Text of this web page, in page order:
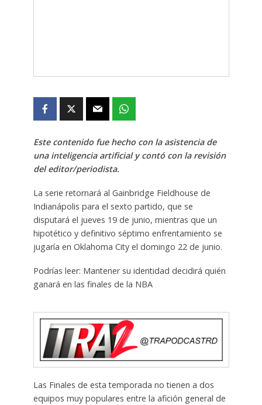
Este contenido fue hecho con la asistencia de
una inteligencia artificial y contó con la revisión
del editor/periodista.
La serie retornará al Gainbridge Fieldhouse de
Indianápolis para el sexto partido, que se
disputará el jueves 19 de junio, mientras que un
hipotético y definitivo séptimo enfrentamiento se
jugaría en Oklahoma City el domingo 22 de junio.
Podrías leer: Mantener su identidad decidirá quién
ganará en las finales de la NBA
Las Finales de esta temporada no tienen a dos
equipos muy populares entre la afición general de